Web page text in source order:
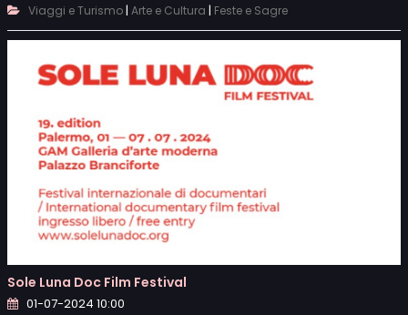
Viaggi e Turismo| Arte e Cultura | Feste e Sagre
Sole Luna Doc Film Festival
01-07-2024 10:00